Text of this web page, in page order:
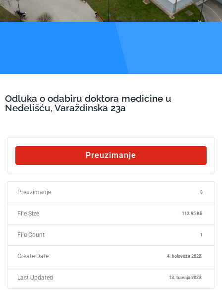
Odluka o odabiru doktora medicine u
Nedelišću, Varaždinska 23a
Preuzimanje
Preuzimanje 8
File Size 112.95 KB
File Count 1
Create Date 4. kolovoza 2022.
Last Updated 13. travnja 2023.